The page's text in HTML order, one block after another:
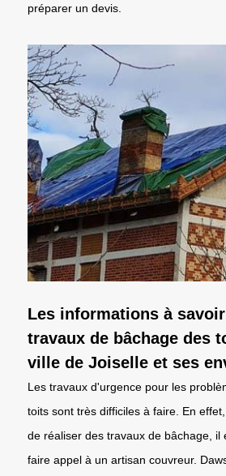
préparer un devis.
Les informations à
travaux de bâchage des
ville de Joiselle et ses
Les travaux d'urgence pour les
toits sont très difficiles à faire. En
de réaliser des travaux de bâchage, il
faire appel à un artisan couvreur.